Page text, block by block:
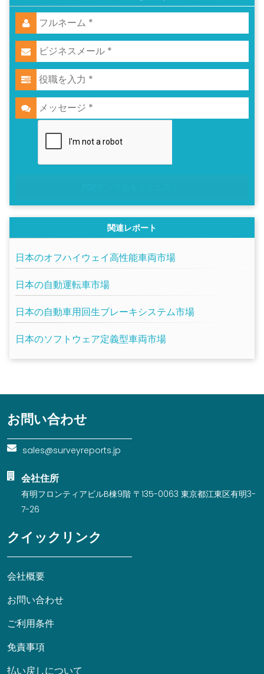
関連レポート
日本のオフハイウェイ高性能車両市場
日本の自動運転車市場
日本の自動車用回生ブレーキシステム市場
日本のソフトウェア定義型車両市場
お問い合わせ
sales@surveyreports.jp
会社住所
有明フロンティアビルB棟9階 〒135-0063 東京都江東区有明3-
7-26
クイックリンク
会社概要
お問い合わせ
ご利用条件
免責事項
払い戻しについて